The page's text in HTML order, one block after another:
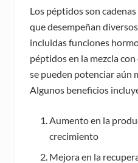
Los péptidos son
que desempeñan
incluidas funciones
péptidos en la mezcla
se pueden potenciar aún
Algunos beneficios
Aumento en la
crecimiento
Mejora en la